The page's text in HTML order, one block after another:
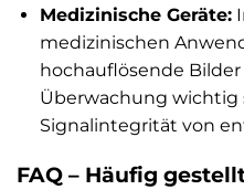
Medizinische Geräte:
medizinischen
hochauflösende
Überwachung wichtig
Signalintegrität von
FAQ – Häufig